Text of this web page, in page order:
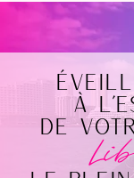
à
de
Lib